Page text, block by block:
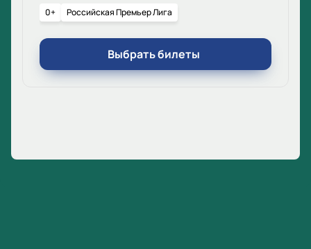
0+ Российская Премьер Лига
Выбрать билеты